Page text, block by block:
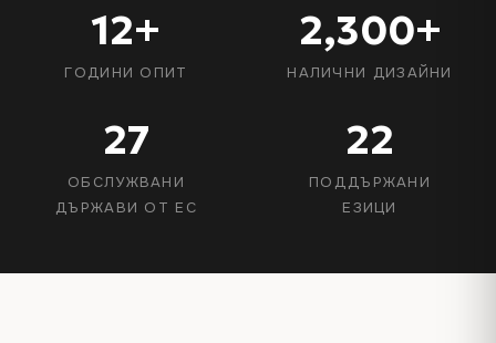
12+
ГОДИНИ ОПИТ
2,300+
НАЛИЧНИ ДИЗАЙНИ
27
ОБСЛУЖВАНИ
ДЪРЖАВИ ОТ ЕС
22
ПОДДЪРЖАНИ
ЕЗИЦИ